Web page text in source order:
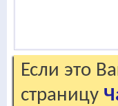
Если это
страницу